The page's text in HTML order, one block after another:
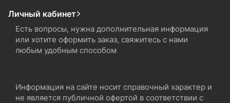
Личный кабинет
Есть вопросы, нужна дополнительная информация
или хотите оформить заказ, свяжитесь с нами
любым удобным способом
Информация на сайте носит справочный характер и
не является публичной офертой в соответствии с